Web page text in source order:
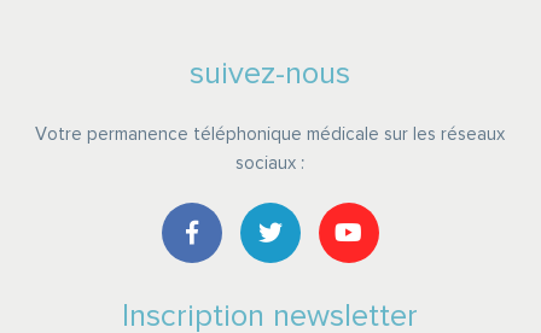
suivez-nous
Votre permanence téléphonique médicale sur les réseaux
sociaux :
Inscription newsletter